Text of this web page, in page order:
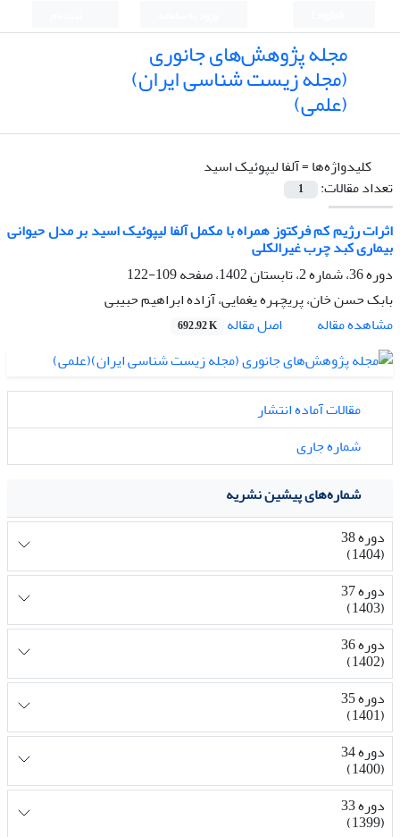
مجله پژوهش‌های جانوری
(مجله زیست شناسی ایران)
(علمی)
کلیدواژه‌ها =آلفا لیپوئیک اسید
تعداد مقالات:
1
اثرات رژیم کم فرکتوز همراه با مکمل آلفا لیپوئیک اسید بر مدل حیوانی
بیماری کبد چرب غیرالکلی
دوره 36، شماره 2، تابستان 1402، صفحه
109-122
بابک حسن خان، پریچهره یغمایی، آزاده ابراهیم حبیبی
مشاهده مقاله
اصل مقاله 692.92 K
مقالات آماده انتشار
شماره جاری
شماره‌های پیشین نشریه
دوره 38
(1404)
دوره 37
(1403)
دوره 36
(1402)
دوره 35
(1401)
دوره 34
(1400)
دوره 33
(1399)